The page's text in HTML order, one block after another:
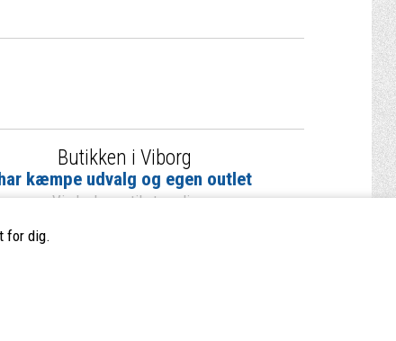
for dig.
Butikken i Viborg
kæmpe udvalg og egen outlet
Vi glæder os til at se dig